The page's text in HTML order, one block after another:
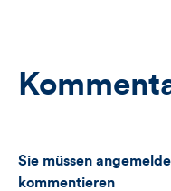
Sie müssen
kommentieren